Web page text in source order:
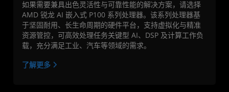
如果需要兼具出色灵活性与可靠性能的解决方案，请选择
AMD 锐龙 AI 嵌入式 P100 系列处理器。该系列处理器基
于坚固耐用、长生命周期的硬件平台，支持虚拟化与精准
资源管控，可高效处理任务关键型 AI、DSP 及计算工作负
载，充分满足工业、汽车等领域的需求。
了解更多